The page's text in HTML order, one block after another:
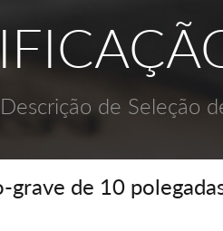
Descrição de Seleção
de 10